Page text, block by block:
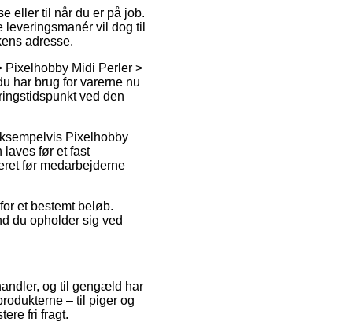
eller til når du er på job.
vil dog til
adresse.
Pixelhobby Midi Perler >
har brug for varerne nu
ved den
Pixelhobby
laves før et fast
før medarbejderne
et bestemt beløb.
du opholder sig ved
og til gengæld har
– til piger og
fri fragt.